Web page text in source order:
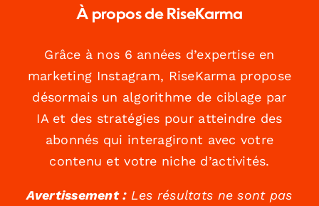
À propos de RiseKarma
Grâce à nos 6 années d’expertise en
marketing Instagram, RiseKarma propose
désormais un algorithme de ciblage par
IA et des stratégies pour atteindre des
abonnés qui interagiront avec votre
contenu et votre niche d’activités.
Avertissement :Les résultats ne sont pas